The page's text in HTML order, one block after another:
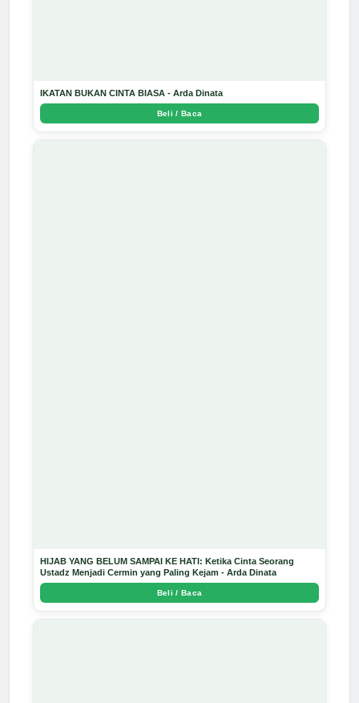
IKATAN BUKAN CINTA BIASA - Arda Dinata
Beli / Baca
HIJAB YANG BELUM SAMPAI KE HATI: Ketika Cinta Seorang
Ustadz Menjadi Cermin yang Paling Kejam - Arda Dinata
Beli / Baca